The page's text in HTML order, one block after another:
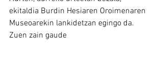
ekitaldia Burdin Hesiaren Oroimenaren
Museoarekin lankidetzan egingo da.
Zuen zain gaude